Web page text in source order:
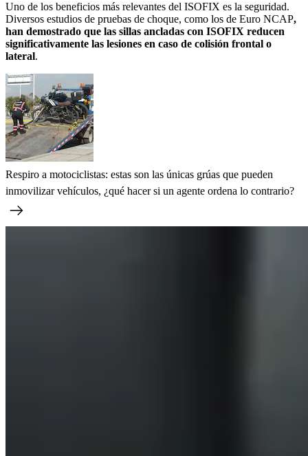
Uno de los beneficios más relevantes del ISOFIX es la seguridad.
Diversos estudios de pruebas de choque, como los de Euro NCAP,
han demostrado que las sillas ancladas con ISOFIX reducen
significativamente las lesiones en caso de colisión frontal o
lateral.
Respiro a motociclistas: estas son las únicas grúas que pueden
inmovilizar vehículos, ¿qué hacer si un agente ordena lo contrario?